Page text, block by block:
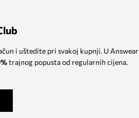
i uštedite pri svakoj kupnji. U Answear
trajnog popusta od regularnih cijena.